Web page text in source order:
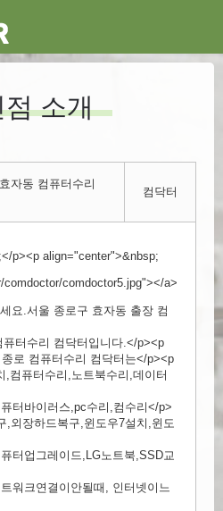
소개
자동 컴퓨터수리
컴닥터
p><p align="center">&nbsp;
comdoctor5.jpg"></a>
요.서울 종로구 효자동 출장 컴
터수리 컴닥터입니다.</p><p
로 컴퓨터수리 컴닥터는</p><p
,컴퓨터수리,노트북수리,데이터
터바이러스,pc수리,컴수리</p>
,외장하드복구,윈도우7설치,윈도
터업그레이드,LG노트북,SSD교
워크연결이안될때, 인터넷이느